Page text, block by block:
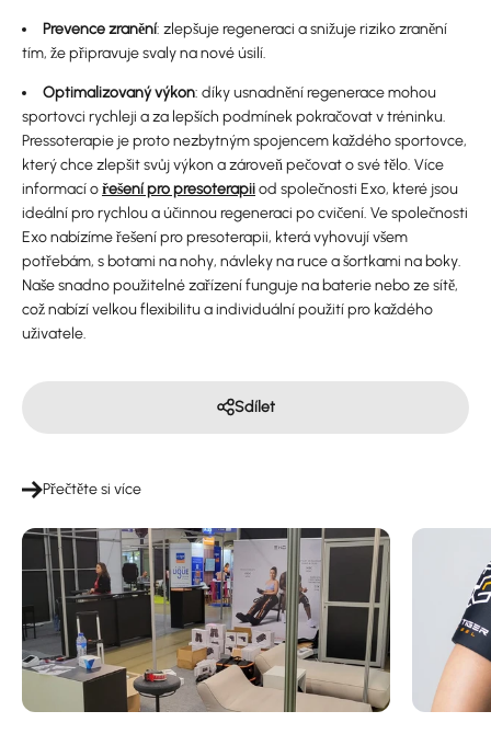
Prevence zranění: zlepšuje regeneraci a snižuje riziko zranění
tím, že připravuje svaly na nové úsilí.
Optimalizovaný výkon: díky usnadnění regenerace mohou
sportovci rychleji a za lepších podmínek pokračovat v tréninku.
Pressoterapie je proto nezbytným spojencem každého sportovce,
který chce zlepšit svůj výkon a zároveň pečovat o své tělo. Více
informací ořešení pro presoterapiiod společnosti Exo, které jsou
ideální pro rychlou a účinnou regeneraci po cvičení. Ve společnosti
Exo nabízíme řešení pro presoterapii, která vyhovují všem
potřebám, s botami na nohy, návleky na ruce a šortkami na boky.
Naše snadno použitelné zařízení funguje na baterie nebo ze sítě,
což nabízí velkou flexibilitu a individuální použití pro každého
uživatele.
Sdílet
Přečtěte si více